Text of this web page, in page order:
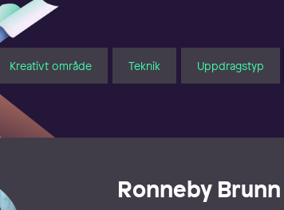
Kreativt område Teknik Uppdragstyp
Ronneby Brunn